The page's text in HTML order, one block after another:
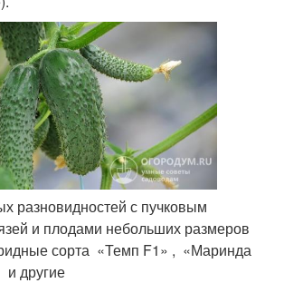
разновидностей с пучковым
и плодами небольших размеров
сорта «Темп F1» , «Маринда
другие